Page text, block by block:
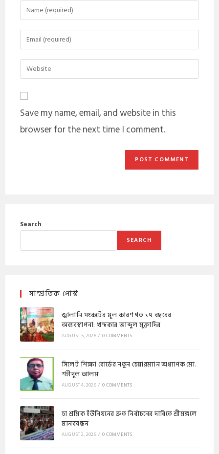
Save my name, email, and website in this
browser for the next time I comment.
Search
SEARCH
সাম্প্রতিক পোস্ট
জ্বালানি সংকটের মূল কারণ গত ১৭ বছরের
অব্যবস্থাপনা: খন্দকার আব্দুল মুক্তাদির
AUGUST 5, 2026/ 0 COMMENTS
সিলেট শিক্ষা বোর্ডের নতুন চেয়ারম্যান অধ্যাপক মো.
শহীদুল আলম
AUGUST 4, 2026/ 0 COMMENTS
চা শ্রমিক ইউনিয়নের দ্রুত নির্বাচনের দাবিতে শ্রীমঙ্গলে
মানববন্ধন
AUGUST 2, 2026/ 0 COMMENTS